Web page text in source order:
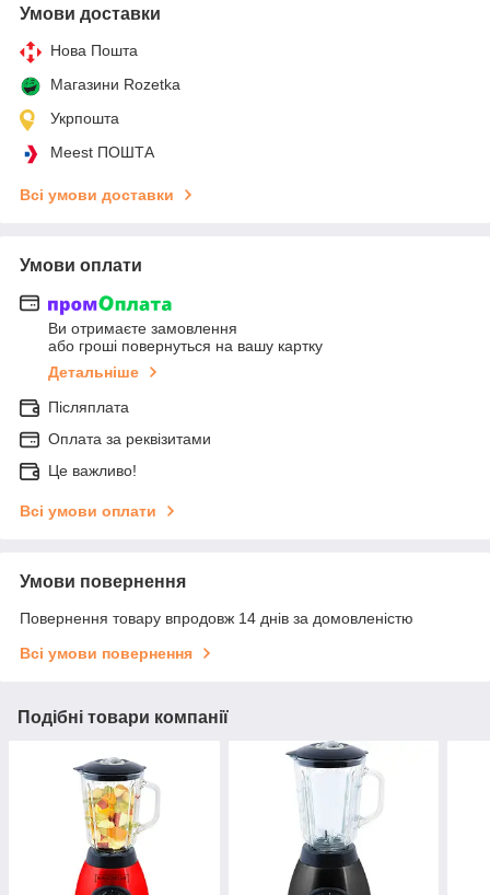
Умови доставки
Нова Пошта
Магазини Rozetka
Укрпошта
Meest ПОШТА
Всі умови доставки
Умови оплати
Ви отримаєте замовлення
або гроші повернуться на вашу картку
Детальніше
Післяплата
Оплата за реквізитами
Це важливо!
Всі умови оплати
Умови повернення
Повернення товару впродовж 14 днів за домовленістю
Всі умови повернення
Подібні товари компанії